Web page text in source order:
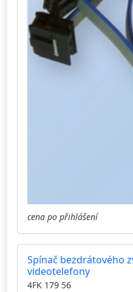
cena po přihlášení
Spínač bezdrátového
videotelefony
4FK 179 56